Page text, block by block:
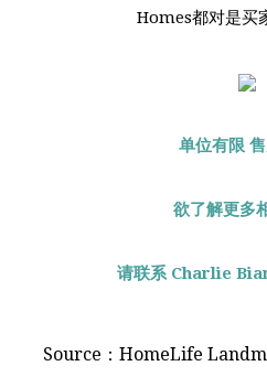
Homes都对是买
单位有限
欲了解更多
请联系 Charlie
Source：HomeLife